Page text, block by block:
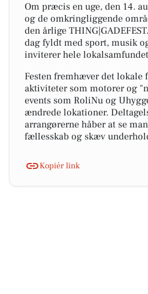
Om præcis en uge, den 14.
og de omkringliggende
den årlige
dag fyldt med sport, musik
inviterer hele
Festen fremhæver det lokale
aktiviteter som motorer og
events som RoliNu og
ændrede lokationer.
arrangørerne håber at se
fællesskab og skæv
Kopiér link